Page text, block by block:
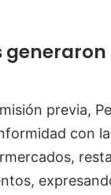
generaron
previa,
con